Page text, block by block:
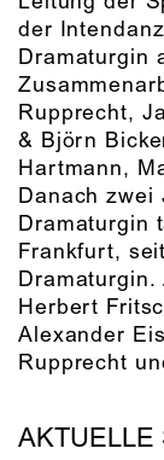
der
Dramaturgin
Rupprecht,
& Björn
Hartmann,
Danach zwei
Dramaturgin
Frankfurt,
Herbert
Alexander
Rupprecht
AKTUELLE